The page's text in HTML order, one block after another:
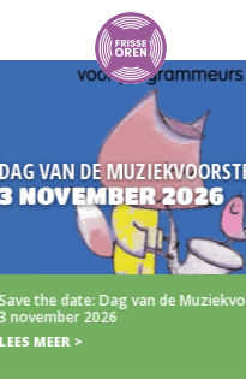
MUZIEKVOORSTELLING
2026
Dag van de Muziekvoorstelling op